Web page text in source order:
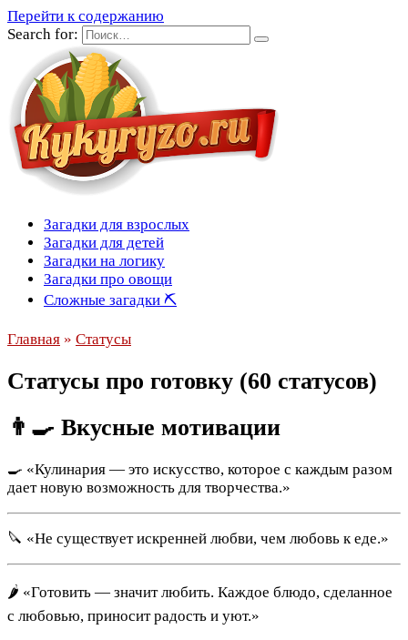
Перейти к содержанию
Search for:
Загадки для взрослых
Загадки для детей
Загадки на логику
Загадки про овощи
Сложные загадки ⛏
Главная » Статусы
Статусы про готовку (60 статусов)
👨‍🍳 Вкусные мотивации
🍳 «Кулинария — это искусство, которое с каждым разом
дает новую возможность для творчества.»
🔪 «Не существует искренней любви, чем любовь к еде.»
🌶️ «Готовить — значит любить. Каждое блюдо, сделанное
с любовью, приносит радость и уют.»